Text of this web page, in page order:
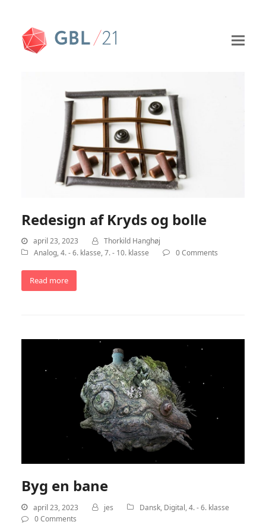
Redesign af Kryds og bolle
april 23, 2023
Thorkild Hanghøj
Analog,4. - 6. klasse,7. - 10. klasse 0 Comments
Read more
Byg en bane
april 23, 2023 jes Dansk, Digital,4. - 6. klasse
0 Comments